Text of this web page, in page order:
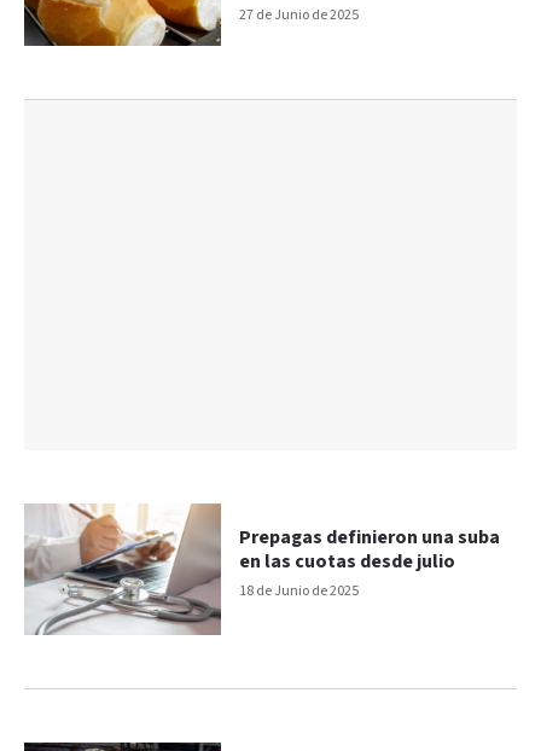
27 de Junio de 2025
18 de Junio de 2025
Prepagas definieron una suba
en las cuotas desde julio